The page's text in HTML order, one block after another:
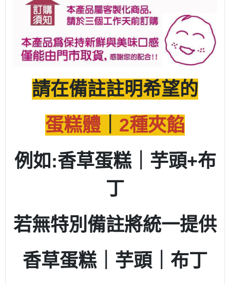
請在備註註明希望的
蛋糕體
2種夾餡
例如:香草蛋糕｜芋頭+布
丁
若無特別備註將統一提供
香草蛋糕｜芋頭｜布丁